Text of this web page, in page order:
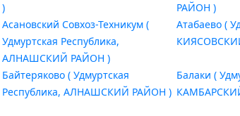
)
РАЙОН )
Асановский Совхоз-Техникум (
Удмуртская Республика,
АЛНАШСКИЙ РАЙОН )
Атабаево (
Байтеряково ( Удмуртская
Республика, АЛНАШСКИЙ РАЙОН )
Балаки (